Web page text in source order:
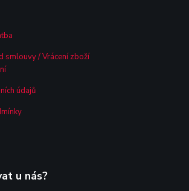
smlouvy / Vrácení zboží
údajů
u nás?